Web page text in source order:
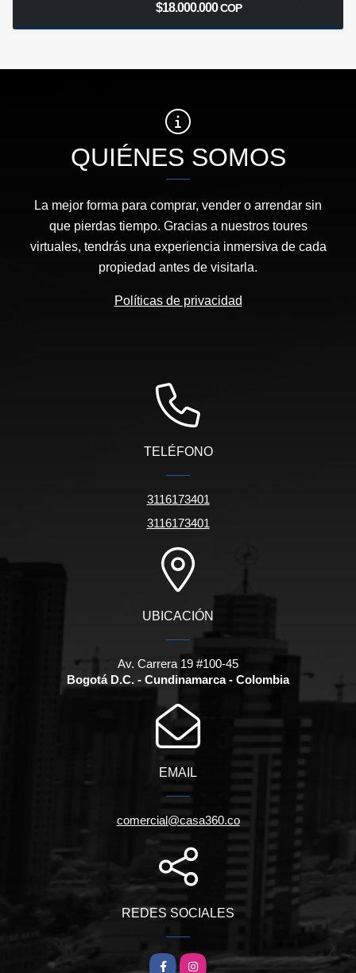
$18.000.000COP
QUIÉNES SOMOS
La mejor forma para comprar, vender o arrendar sin
que pierdas tiempo. Gracias a nuestros toures
virtuales, tendrás una experiencia inmersiva de cada
propiedad antes de visitarla.
Políticas de privacidad
TELÉFONO
3116173401
3116173401
UBICACIÓN
Av. Carrera 19 #100-45
Bogotá D.C. - Cundinamarca - Colombia
EMAIL
comercial@casa360.co
REDES SOCIALES
FacebookInstagram